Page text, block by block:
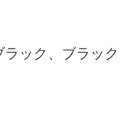
ック、ブラック